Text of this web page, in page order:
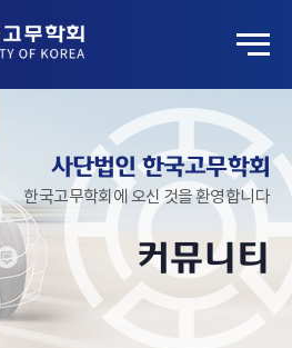
사단법인 한국고무학회
한국고무학회에 오신 것을 환영합니다
커뮤니티